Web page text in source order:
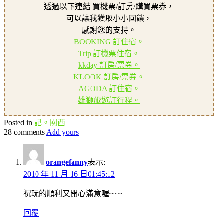
透過以下連結 買機票/訂房/購買票券，
可以讓我獲取小小回饋，
感謝您的支持。
BOOKING 訂住宿。
Trip 訂機票住宿。
kkday 訂房/票券。
KLOOK 訂房/票券。
AGODA 訂住宿。
雄獅旅遊訂行程。
Posted in 記。關西
28 comments Add yours
orangefanny表示:
2010 年 11 月 16 日01:45:12
祝玩的順利又開心滿意喔~~~
回覆